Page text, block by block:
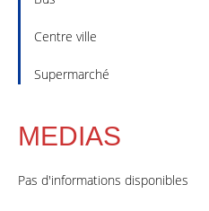
Centre ville
Supermarché
MEDIAS
Pas d'informations disponibles